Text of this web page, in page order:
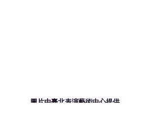
圖片由臺北表演藝術中心提供。